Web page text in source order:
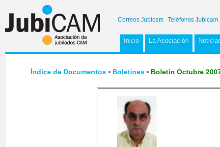
Correos Jubicam Teléfonos Jubicam
Inicio La Asociación
Índice de Documentos > Boletines > Boletín Octubre